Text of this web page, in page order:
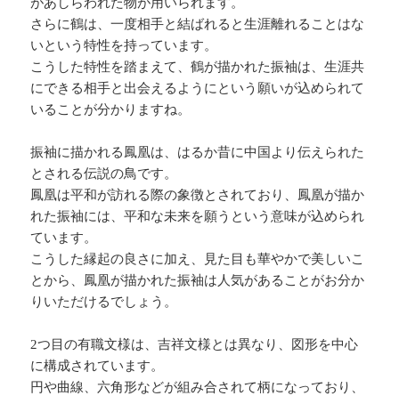
さらに鶴は、一度相手と結ばれると生涯離れることはな
いという特性を持っています。
こうした特性を踏まえて、鶴が描かれた振袖は、生涯共
にできる相手と出会えるようにという願いが込められて
いることが分かりますね。
振袖に描かれる鳳凰は、はるか昔に中国より伝えられた
とされる伝説の鳥です。
鳳凰は平和が訪れる際の象徴とされており、鳳凰が描か
れた振袖には、平和な未来を願うという意味が込められ
ています。
こうした縁起の良さに加え、見た目も華やかで美しいこ
とから、鳳凰が描かれた振袖は人気があることがお分か
りいただけるでしょう。
2つ目の有職文様は、吉祥文様とは異なり、図形を中心
に構成されています。
円や曲線、六角形などが組み合されて柄になっており、